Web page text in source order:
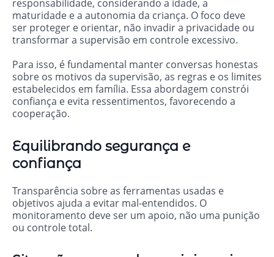
responsabilidade, considerando a idade, a
maturidade e a autonomia da criança. O foco deve
ser proteger e orientar, não invadir a privacidade ou
transformar a supervisão em controle excessivo.
Para isso, é fundamental manter conversas honestas
sobre os motivos da supervisão, as regras e os limites
estabelecidos em família. Essa abordagem constrói
confiança e evita ressentimentos, favorecendo a
cooperação.
Equilibrando segurança e
confiança
Transparência sobre as ferramentas usadas e
objetivos ajuda a evitar mal-entendidos. O
monitoramento deve ser um apoio, não uma punição
ou controle total.